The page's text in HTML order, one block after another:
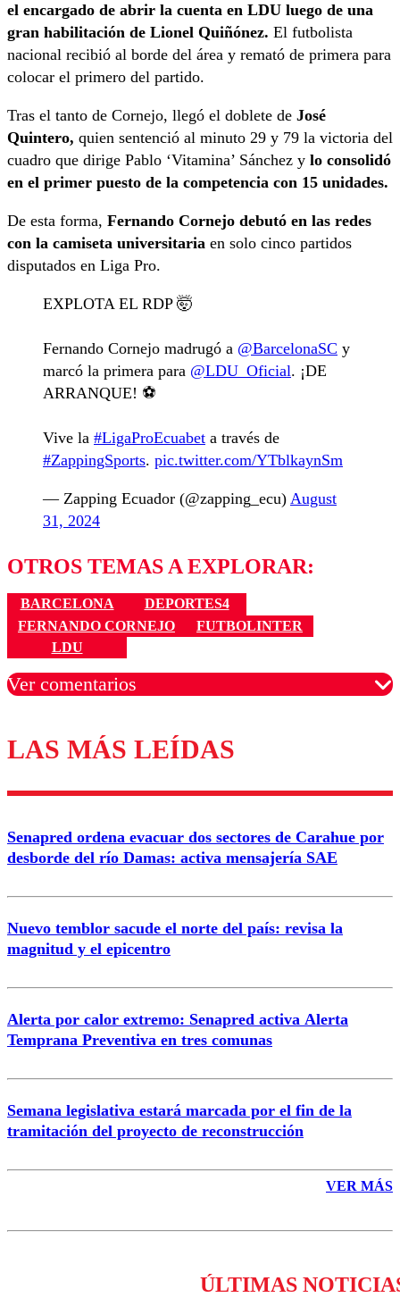
el encargado de abrir la cuenta en LDU luego de una
gran habilitación de Lionel Quiñónez. El futbolista
nacional recibió al borde del área y remató de primera para
colocar el primero del partido.
Tras el tanto de Cornejo, llegó el doblete de José
Quintero, quien sentenció al minuto 29 y 79 la victoria del
cuadro que dirige Pablo ‘Vitamina’ Sánchez y lo consolidó
en el primer puesto de la competencia con 15 unidades.
De esta forma, Fernando Cornejo debutó en las redes
con la camiseta universitaria en solo cinco partidos
disputados en Liga Pro.
EXPLOTA EL RDP 🤯
Fernando Cornejo madrugó a @BarcelonaSC y
marcó la primera para @LDU_Oficial. ¡DE
ARRANQUE! ⚽️
Vive la #LigaProEcuabet a través de
#ZappingSports. pic.twitter.com/YTblkaynSm
— Zapping Ecuador (@zapping_ecu) August
31, 2024
OTROS TEMAS A EXPLORAR:
BARCELONA
DEPORTES4
FERNANDO CORNEJO
FUTBOLINTER
LDU
Ver comentarios
Los comentarios son moderados para garantizar un
diálogo respetuoso.
Correo
LAS MÁS LEÍDAS
Senapred ordena evacuar dos sectores de Carahue por
desborde del río Damas: activa mensajería SAE
Nuevo temblor sacude el norte del país: revisa la
magnitud y el epicentro
Alerta por calor extremo: Senapred activa Alerta
Temprana Preventiva en tres comunas
Semana legislativa estará marcada por el fin de la
tramitación del proyecto de reconstrucción
VER MÁS
ÚLTIMAS